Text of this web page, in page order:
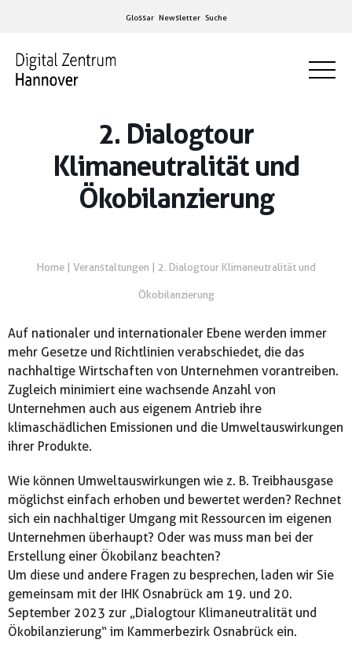
Glossar Newsletter Suche
2. Dialogtour
Klimaneutralität und
Ökobilanzierung
Home| Veranstaltungen | 2. Dialogtour Klimaneutralität und
Ökobilanzierung
Auf nationaler und internationaler Ebene werden immer
mehr Gesetze und Richtlinien verabschiedet, die das
nachhaltige Wirtschaften von Unternehmen vorantreiben.
Zugleich minimiert eine wachsende Anzahl von
Unternehmen auch aus eigenem Antrieb ihre
klimaschädlichen Emissionen und die Umweltauswirkungen
ihrer Produkte.
Wie können Umweltauswirkungen wie z. B. Treibhausgase
möglichst einfach erhoben und bewertet werden? Rechnet
sich ein nachhaltiger Umgang mit Ressourcen im eigenen
Unternehmen überhaupt? Oder was muss man bei der
Erstellung einer Ökobilanz beachten?
Um diese und andere Fragen zu besprechen, laden wir Sie
gemeinsam mit der IHK Osnabrück am 19. und 20.
September 2023 zur „Dialogtour Klimaneutralität und
Ökobilanzierung“ im Kammerbezirk Osnabrück ein.